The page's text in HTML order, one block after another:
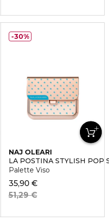
NAJ OLEARI
LA POSTINA STYLISH POP
Palette Viso
35,90 €
51,29 €
30%